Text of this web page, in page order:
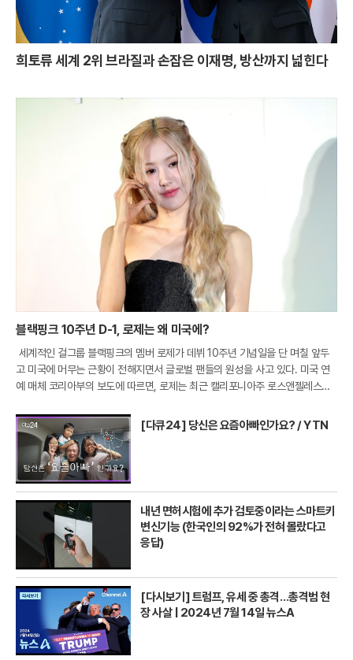
희토류 세계 2위 브라질과 손잡은 이재명, 방산까지 넓힌다
블랙핑크 10주년 D-1, 로제는 왜 미국에?
세계적인 걸그룹 블랙핑크의 멤버 로제가 데뷔 10주년 기념일을 단 며칠 앞두
고 미국에 머무는 근황이 전해지면서 글로벌 팬들의 원성을 사고 있다. 미국 연
예 매체 코리아부의 보도에 따르면, 로제는 최근 캘리포니아주 로스앤젤레스의
포착
[다큐24] 당신은 요즘아빠인가요? / YTN
내년 면허시험에 추가 검토중이라는 스마트키
변신기능 (한국인의 92%가 전혀 몰랐다고
응답)
[다시보기] 트럼프, 유세 중 총격…총격범 현
장 사살 | 2024년 7월 14일 뉴스A